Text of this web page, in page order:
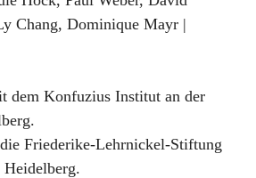
Chang, Dominique Mayr |
dem Konfuzius Institut an der
Friederike-Lehrnickel-Stiftung
Heidelberg.